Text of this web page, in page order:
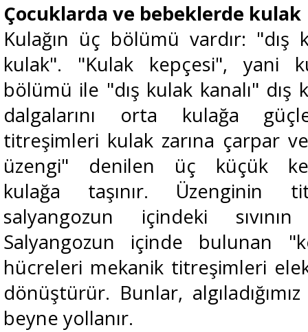
Çocuklarda ve bebeklerde kulak
Kulağın üç bölümü vardır:
kulak". "Kulak kepçesi", yani
bölümü ile "dış kulak kanalı" dış
dalgalarını orta kulağa
titreşimleri kulak zarına çarpar
üzengi" denilen üç küçük
kulağa taşınır. Üzenginin
salyangozun içindeki
Salyangozun içinde bulunan
hücreleri mekanik titreşimleri
dönüştürür. Bunlar,
beyne yollanır.